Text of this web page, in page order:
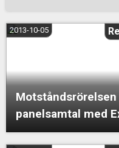
Motståndsrörelsen
panelsamtal med
2013-10-05